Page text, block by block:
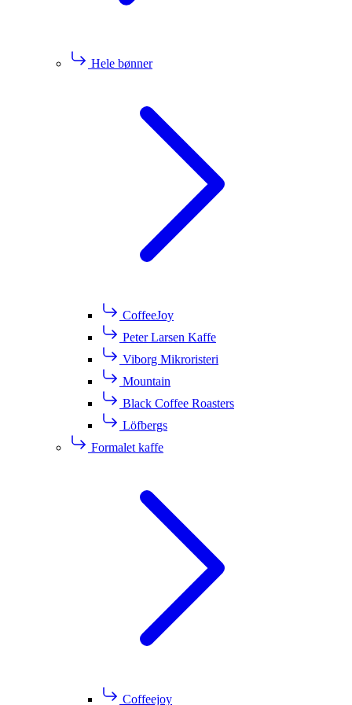
Hele bønner
CoffeeJoy
Peter Larsen Kaffe
Viborg Mikroristeri
Mountain
Black Coffee Roasters
Löfbergs
Formalet kaffe
Coffeejoy